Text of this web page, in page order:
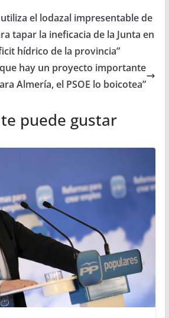
el lodazal impresentable de
tapar la ineficacia de la Junta en
hídrico de la provincia”
hay un proyecto importante
Almería, el PSOE lo boicotea”
puede gustar